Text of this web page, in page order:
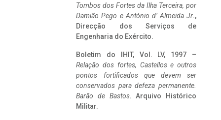
Tombos dos Fortes da Ilha Terceira, por
Damião Pego e António d’ Almeida Jr.,
Direcção dos Serviços de
Engenharia do Exército.
Boletim do IHIT, Vol. LV, 1997 –
Relação dos fortes, Castellos e outros
pontos fortificados que devem ser
conservados para defeza permanente.
Barão de Bastos. Arquivo Histórico
Militar.